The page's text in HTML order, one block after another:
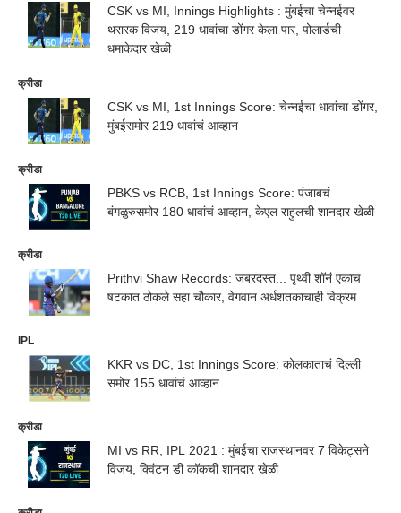
CSK vs MI, Innings Highlights : मुंबईचा चेन्नईवर
थरारक विजय, 219 धावांचा डोंगर केला पार, पोलार्डची
धमाकेदार खेळी
क्रीडा
CSK vs MI, 1st Innings Score: चेन्नईचा धावांचा डोंगर,
मुंबईसमोर 219 धावांचं आव्हान
क्रीडा
PBKS vs RCB, 1st Innings Score: पंजाबचं
बंगळुरुसमोर 180 धावांचं आव्हान, केएल राहुलची शानदार खेळी
क्रीडा
Prithvi Shaw Records: जबरदस्त... पृथ्वी शॉनं एकाच
षटकात ठोकले सहा चौकार, वेगवान अर्धशतकाचाही विक्रम
IPL
KKR vs DC, 1st Innings Score: कोलकाताचं दिल्ली
समोर 155 धावांचं आव्हान
क्रीडा
MI vs RR, IPL 2021 : मुंबईचा राजस्थानवर 7 विकेट्सने
विजय, क्विंटन डी कॉकची शानदार खेळी